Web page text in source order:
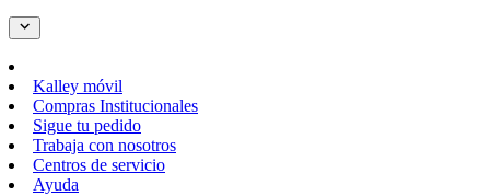
Kalley móvil
Compras Institucionales
Sigue tu pedido
Trabaja con nosotros
Centros de servicio
Ayuda